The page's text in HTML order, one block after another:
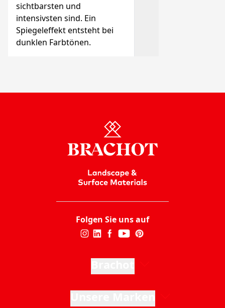
sichtbarsten und
intensivsten sind. Ein
Spiegeleffekt entsteht bei
dunklen Farbtönen.
Folgen Sie uns auf